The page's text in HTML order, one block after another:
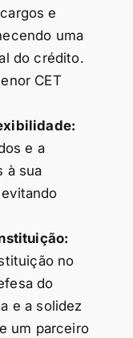
e
uma
do crédito.
CET
e a
à sua
no
do
e a solidez
um parceiro